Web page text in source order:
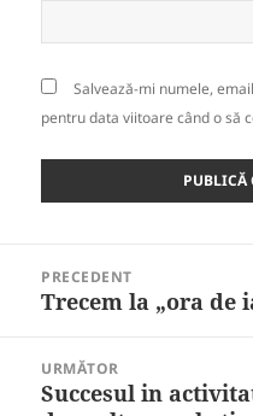
Salvează-mi numele,
pentru data viitoare când o să
articole
PRECEDENT
Articolul
Trecem la „ora de
URMĂTOR
Articolul
Succesul in